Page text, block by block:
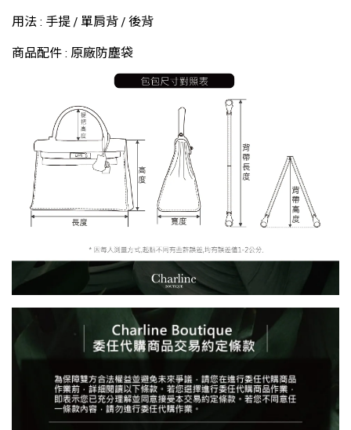
用法 : 手提 / 單肩背 / 後背
商品配件 : 原廠防塵袋